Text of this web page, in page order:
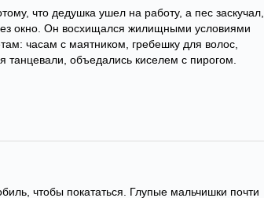
что дедушка ушел на работу, а пес заскучал,
окно. Он восхищался жилищными условиями
часам с маятником, гребешку для волос,
танцевали, объедались киселем с пирогом.
чтобы покататься. Глупые мальчишки почти